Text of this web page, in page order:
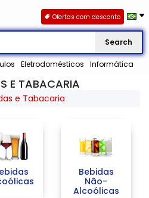
Search
Eletrodomésticos Informática
Ofertas com desconto
E TABACARIA
e Tabacaria
Bebidas
Não-
Alcoólicas